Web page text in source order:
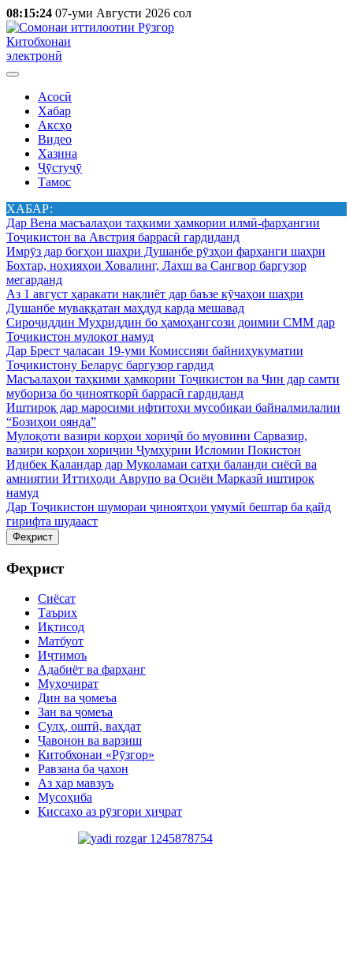
08:15:24 07-уми Августи 2026 сол
Китобхонаи
электронӣ
Асосӣ
Хабар
Аксҳо
Видео
Хазина
Ҷӯстуҷӯ
Тамос
ХАБАР:
Дар Вена масъалаҳои таҳкими ҳамкории илмӣ-фарҳангии
Тоҷикистон ва Австрия баррасӣ гардиданд
Имрӯз дар боғҳои шаҳри Душанбе рӯзҳои фарҳанги шаҳри
Бохтар, ноҳияҳои Ховалинг, Лахш ва Сангвор баргузор
мегарданд
Аз 1 август ҳаракати нақлиёт дар баъзе кӯчаҳои шаҳри
Душанбе муваққатан маҳдуд карда мешавад
Сироҷиддин Муҳриддин бо ҳамоҳангсози доимии СММ дар
Тоҷикистон мулоқот намуд
Дар Брест ҷаласаи 19-уми Комиссияи байниҳукуматии
Тоҷикистону Беларус баргузор гардид
Масъалаҳои таҳкими ҳамкории Тоҷикистон ва Чин дар самти
мубориза бо ҷинояткорӣ баррасӣ гардиданд
Иштирок дар маросими ифтитоҳи мусобиқаи байналмилалии
“Бозиҳои оянда”
Мулоқоти вазири корҳои хориҷӣ бо муовини Сарвазир,
вазири корҳои хориҷии Ҷумҳурии Исломии Покистон
Идибек Қаландар дар Муколамаи сатҳи баланди сиёсӣ ва
амниятии Иттиҳоди Аврупо ва Осиёи Марказӣ иштирок
намуд
Дар Тоҷикистон шумораи ҷиноятҳои умумӣ бештар ба қайд
гирифта шудааст
Феҳрист
Феҳрист
Сиёсат
Таърих
Иқтисод
Матбуот
Иҷтимоъ
Адабиёт ва фарҳанг
Муҳоҷират
Дин ва ҷомеъа
Зан ва ҷомеъа
Сулҳ, оштӣ, ваҳдат
Ҷавонон ва варзиш
Китобхонаи «Рӯзгор»
Равзана ба ҷахон
Аз ҳар мавзуъ
Мусоҳиба
Қиссаҳо аз рӯзгори ҳиҷрат